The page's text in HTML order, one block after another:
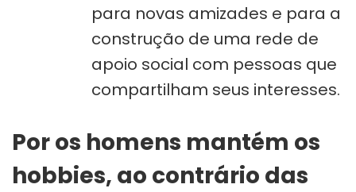
para novas amizades e para a
construção de uma rede de
apoio social com pessoas que
compartilham seus interesses.
Por os homens mantém os
hobbies, ao contrário das